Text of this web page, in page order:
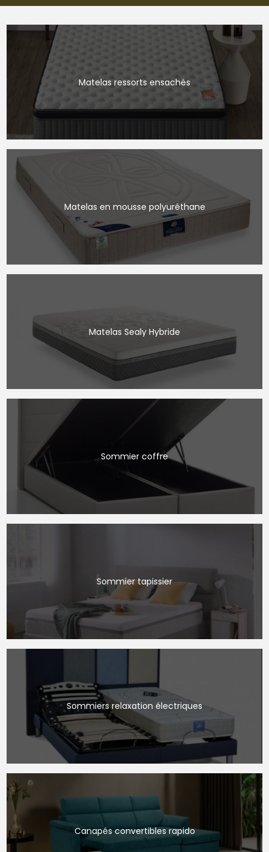
Matelas ressorts ensachés
Matelas en mousse polyuréthane
Matelas Sealy Hybride
Sommier coffre
Sommier tapissier
Sommiers relaxation électriques
Canapés convertibles rapido